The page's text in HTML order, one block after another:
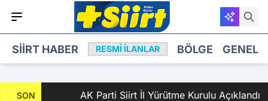
SIIRT HABER RESMI İLANLAR BÖLGE GENEL
SON
2 AK Parti Siirt İl Yürütme Kurulu Açıklandı